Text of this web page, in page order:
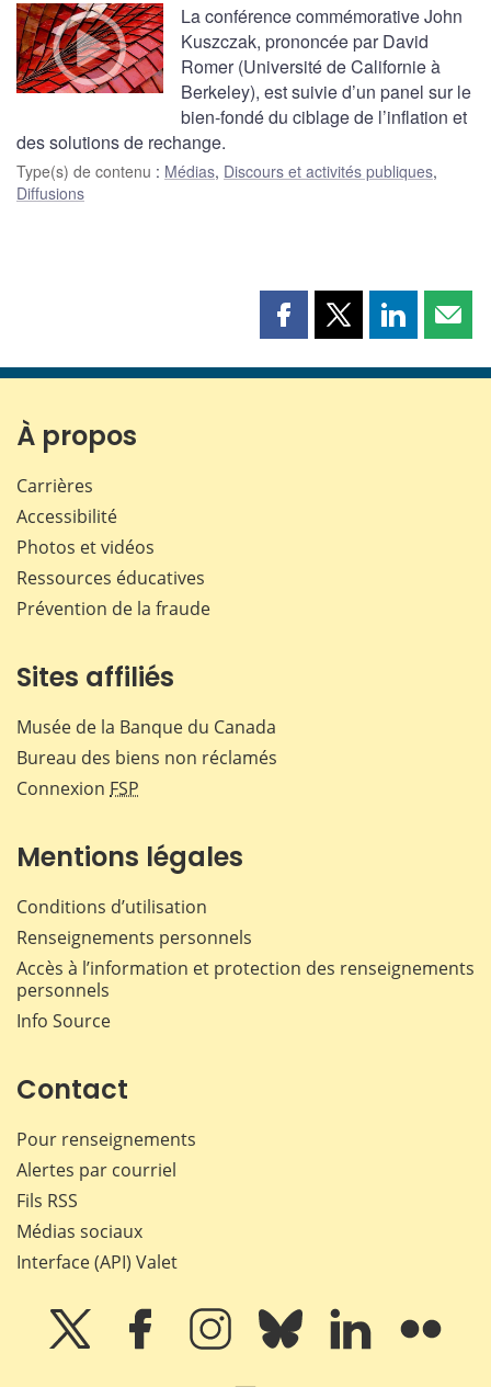
La conférence commémorative John
Kuszczak, prononcée par David
Romer (Université de Californie à
Berkeley), est suivie d’un panel sur le
bien-fondé du ciblage de l’inflation et
des solutions de rechange.
Type(s) de contenu : Médias, Discours et activités publiques,
Diffusions
Partager
page
Partager
page
Partager
page page
À propos
Carrières
Accessibilité
Photos et vidéos
Ressources éducatives
Prévention de la fraude
Sites affiliés
Musée de la Banque du Canada
Bureau des biens non réclamés
Connexion FSP
Mentions légales
Conditions d’utilisation
Renseignements personnels
Accès à l’information et protection des renseignements
personnels
Info Source
Contact
Pour renseignements
Alertes par courriel
Fils RSS
Médias sociaux
Interface (API) Valet